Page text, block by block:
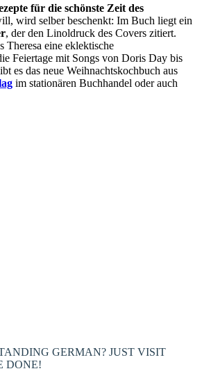
für die schönste Zeit des
wird selber beschenkt: Im Buch liegt ein
, der den Linoldruck des Covers zitiert.
Theresa eine eklektische
Feiertage mit Songs von Doris Day bis
es das neue Weihnachtskochbuch aus
im stationären Buchhandel oder auch
GERMAN? JUST VISIT
DONE!